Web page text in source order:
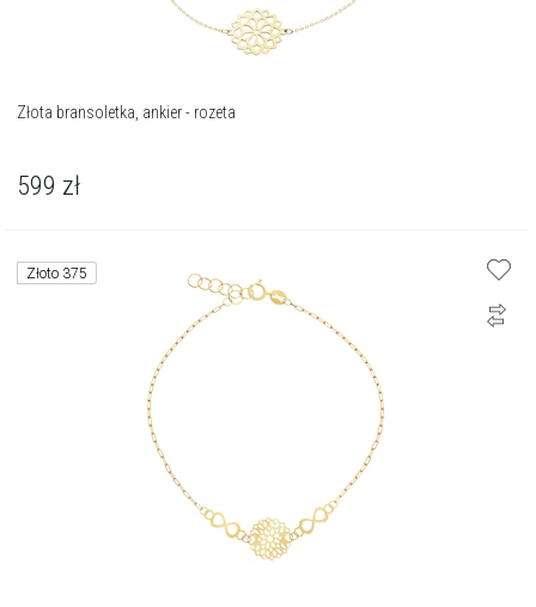
Złota bransoletka, ankier - rozeta
599 zł
Złoto 375